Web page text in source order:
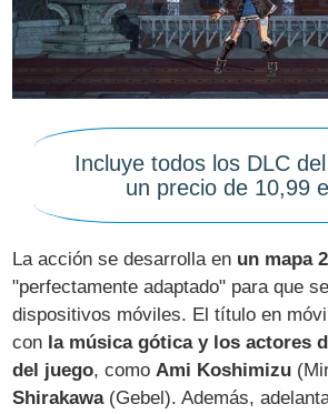
Incluye todos los DLC
un precio de 10,99
La acción se desarrolla en un mapa
"perfectamente adaptado" para que
dispositivos móviles. El título en
con la música gótica y los actores
del juego, comoAmi Koshimizu
Shirakawa(Gebel). Además,